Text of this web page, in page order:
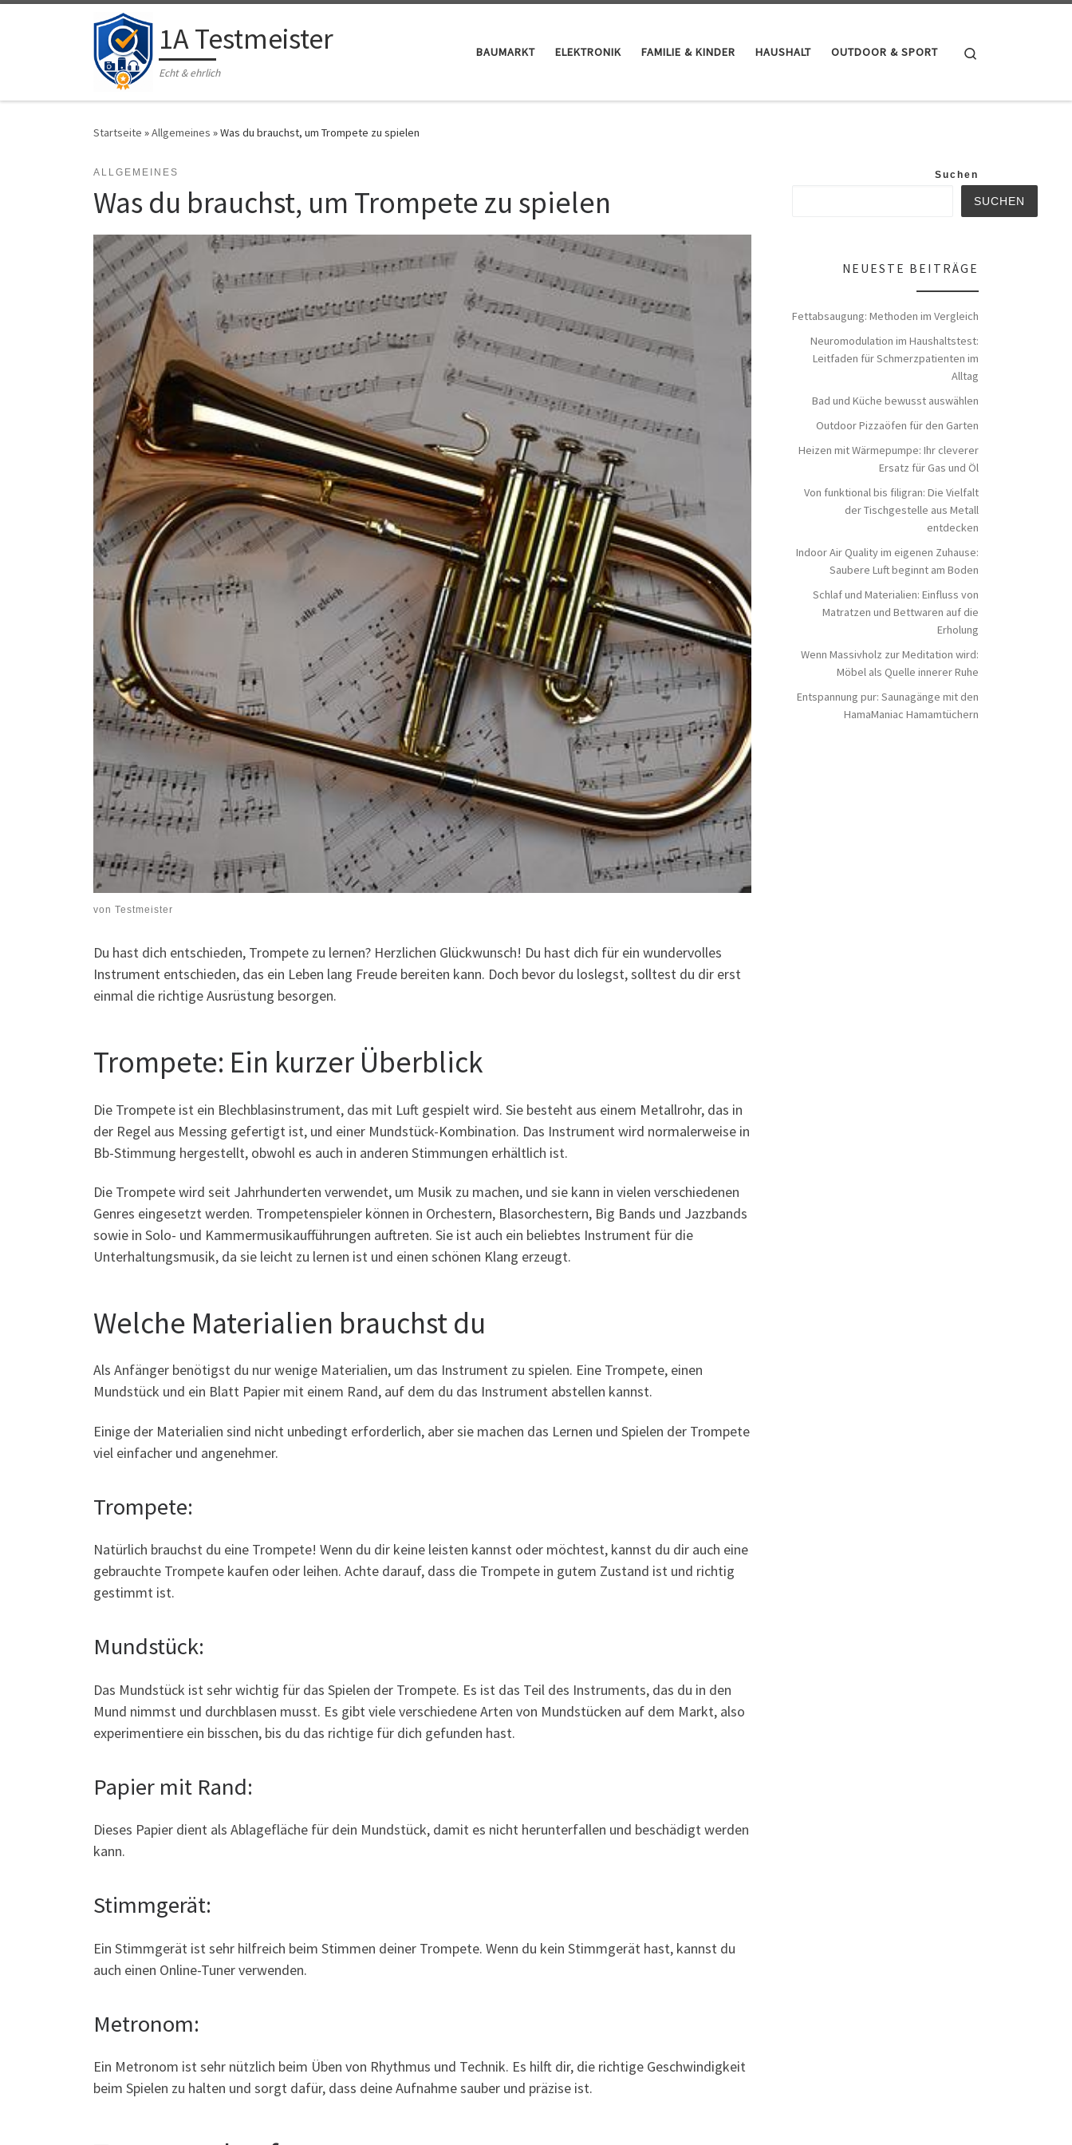
Zum Inhalt springen 1A Testmeister
Echt & ehrlich
BAUMARKT ELEKTRONIK FAMILIE & KINDER HAUSHALT OUTDOOR & SPORT
Startseite »Allgemeines »Was du brauchst, um Trompete zu spielen
ALLGEMEINES
Was du brauchst, um Trompete zu spielen
von Testmeister
Du hast dich entschieden, Trompete zu lernen? Herzlichen Glückwunsch! Du hast dich für ein wundervolles
Instrument entschieden, das ein Leben lang Freude bereiten kann. Doch bevor du loslegst, solltest du dir erst
einmal die richtige Ausrüstung besorgen.
Trompete: Ein kurzer Überblick
Die Trompete ist ein Blechblasinstrument, das mit Luft gespielt wird. Sie besteht aus einem Metallrohr, das in
der Regel aus Messing gefertigt ist, und einer Mundstück-Kombination. Das Instrument wird normalerweise in
Bb-Stimmung hergestellt, obwohl es auch in anderen Stimmungen erhältlich ist.
Die Trompete wird seit Jahrhunderten verwendet, um Musik zu machen, und sie kann in vielen verschiedenen
Genres eingesetzt werden. Trompetenspieler können in Orchestern, Blasorchestern, Big Bands und Jazzbands
sowie in Solo- und Kammermusikaufführungen auftreten. Sie ist auch ein beliebtes Instrument für die
Unterhaltungsmusik, da sie leicht zu lernen ist und einen schönen Klang erzeugt.
Welche Materialien brauchst du
Als Anfänger benötigst du nur wenige Materialien, um das Instrument zu spielen. Eine Trompete, einen
Mundstück und ein Blatt Papier mit einem Rand, auf dem du das Instrument abstellen kannst.
Einige der Materialien sind nicht unbedingt erforderlich, aber sie machen das Lernen und Spielen der Trompete
viel einfacher und angenehmer.
Trompete:
Natürlich brauchst du eine Trompete! Wenn du dir keine leisten kannst oder möchtest, kannst du dir auch eine
gebrauchte Trompete kaufen oder leihen. Achte darauf, dass die Trompete in gutem Zustand ist und richtig
gestimmt ist.
Mundstück:
Das Mundstück ist sehr wichtig für das Spielen der Trompete. Es ist das Teil des Instruments, das du in den
Mund nimmst und durchblasen musst. Es gibt viele verschiedene Arten von Mundstücken auf dem Markt, also
experimentiere ein bisschen, bis du das richtige für dich gefunden hast.
Papier mit Rand:
Dieses Papier dient als Ablagefläche für dein Mundstück, damit es nicht herunterfallen und beschädigt werden
kann.
Stimmgerät:
Ein Stimmgerät ist sehr hilfreich beim Stimmen deiner Trompete. Wenn du kein Stimmgerät hast, kannst du
auch einen Online-Tuner verwenden.
Metronom:
Ein Metronom ist sehr nützlich beim Üben von Rhythmus und Technik. Es hilft dir, die richtige Geschwindigkeit
beim Spielen zu halten und sorgt dafür, dass deine Aufnahme sauber und präzise ist.
Suchen
SUCHEN
NEUESTE BEITRÄGE
Fettabsaugung: Methoden im Vergleich
Neuromodulation im Haushaltstest:
Leitfaden für Schmerzpatienten im
Alltag
Bad und Küche bewusst auswählen
Outdoor Pizzaöfen für den Garten
Heizen mit Wärmepumpe: Ihr cleverer
Ersatz für Gas und Öl
Von funktional bis filigran: Die Vielfalt
der Tischgestelle aus Metall
entdecken
Indoor Air Quality im eigenen Zuhause:
Saubere Luft beginnt am Boden
Schlaf und Materialien: Einfluss von
Matratzen und Bettwaren auf die
Erholung
Wenn Massivholz zur Meditation wird:
Möbel als Quelle innerer Ruhe
Entspannung pur: Saunagänge mit den
HamaManiac Hamamtüchern